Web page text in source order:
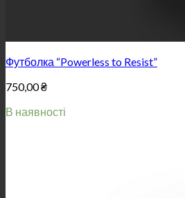
Футболка “Powerless to Resist”
750,00₴
В наявності